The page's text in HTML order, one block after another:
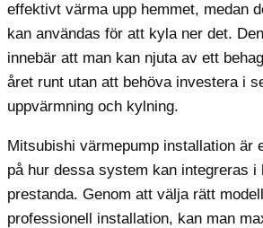
effektivt värma upp hemmet, medan
kan användas för att kyla ner det.
innebär att man kan njuta av ett
året runt utan att behöva investera i
uppvärmning och kylning.
Mitsubishi värmepump installation är
på hur dessa system kan integreras i
prestanda. Genom att välja rätt
professionell installation, kan man